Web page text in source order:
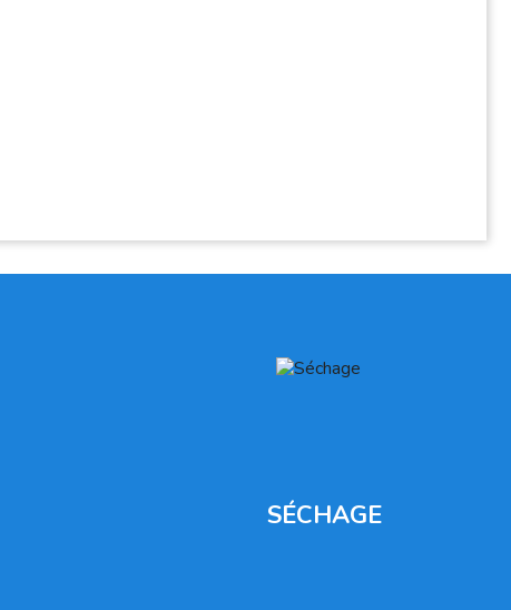
SÉCHAGE